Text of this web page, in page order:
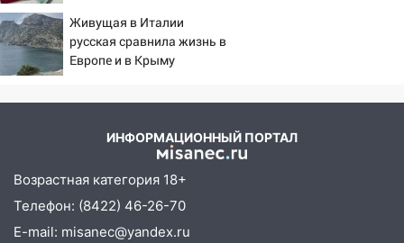
15:15
Проводил до квартиры и ограбил:
новый кавалер женщины оказался
рецидивистом
67% ульяновцев готовы
повысят зарплату
14:01
PrimaMedia.ru
Живущая в Италии
русская сравнила жизнь в
Европе и в Крыму
ИНФОРМАЦИОННЫЙ ПОРТАЛ
Возрастная категория 18+
Телефон: (8422) 46-26-70
E-mail: misanec@yandex.ru